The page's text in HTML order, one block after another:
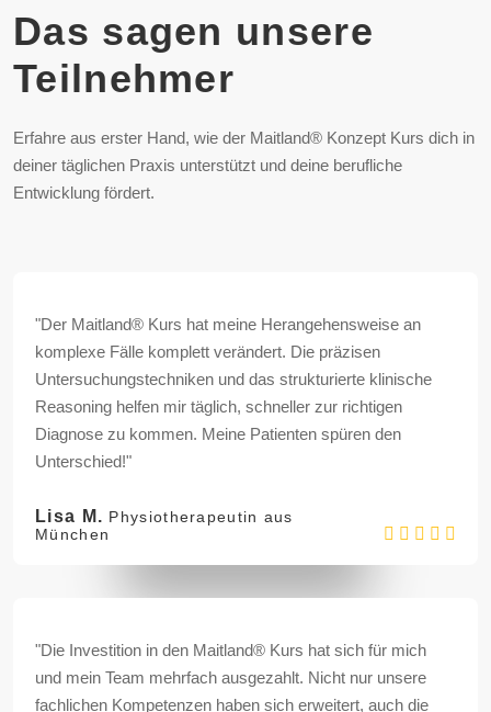
Das sagen unsere
Teilnehmer
Erfahre aus erster Hand, wie der Maitland® Konzept Kurs dich in
deiner täglichen Praxis unterstützt und deine berufliche
Entwicklung fördert.
"Der Maitland® Kurs hat meine Herangehensweise an
komplexe Fälle komplett verändert. Die präzisen
Untersuchungstechniken und das strukturierte klinische
Reasoning helfen mir täglich, schneller zur richtigen
Diagnose zu kommen. Meine Patienten spüren den
Unterschied!"
Lisa M. Physiotherapeutin aus
München
"Die Investition in den Maitland® Kurs hat sich für mich
und mein Team mehrfach ausgezahlt. Nicht nur unsere
fachlichen Kompetenzen haben sich erweitert, auch die